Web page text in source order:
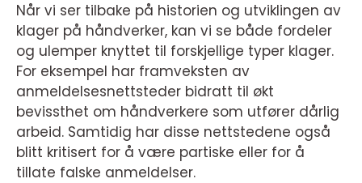
Når vi ser tilbake på historien og utviklingen av
klager på håndverker, kan vi se både fordeler
og ulemper knyttet til forskjellige typer klager.
For eksempel har framveksten av
anmeldelsesnettsteder bidratt til økt
bevissthet om håndverkere som utfører dårlig
arbeid. Samtidig har disse nettstedene også
blitt kritisert for å være partiske eller for å
tillate falske anmeldelser.